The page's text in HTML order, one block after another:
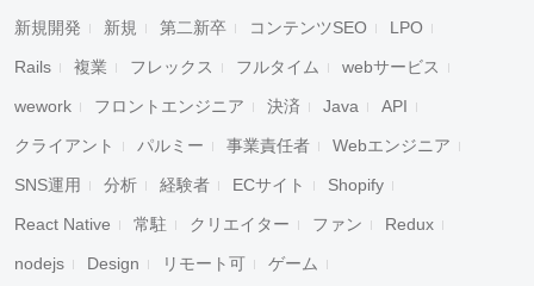
新規開発 新規 第二新卒 コンテンツSEO LPO
Rails 複業 フレックス フルタイム webサービス
wework フロントエンジニア 決済 Java API
クライアント パルミー 事業責任者 Webエンジニア
SNS運用 分析 経験者 ECサイト Shopify
React Native 常駐 クリエイター ファン Redux
nodejs Design リモート可 ゲーム